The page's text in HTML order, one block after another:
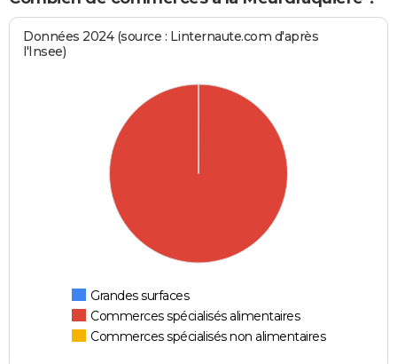
Données 2024 (source : Linternaute.com d'après
l'Insee)
Grandes surfaces
Commerces spécialisés alimentaires
Commerces spécialisés non alimentaires